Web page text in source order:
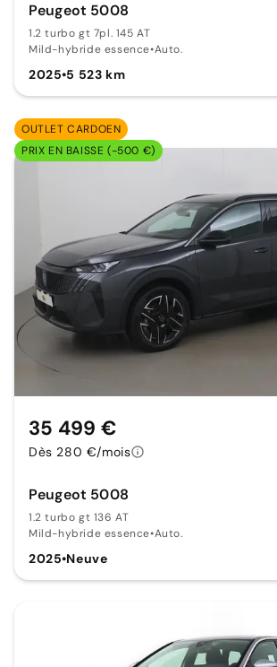
Peugeot 5008
1.2 turbo gt 7pl. 145 AT
Mild-hybride essence•Auto.
2025•5 523 km
OUTLET CARDOEN
PRIX EN BAISSE (-500 €)
Peugeot 5008
1.2 turbo gt 136 AT
Mild-hybride essence•Auto.
2025•Neuve
35 499 €
Dès 280 €/mois